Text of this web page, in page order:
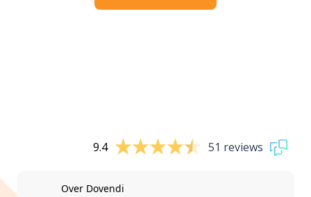
9.4 51 reviews
Over Dovendi